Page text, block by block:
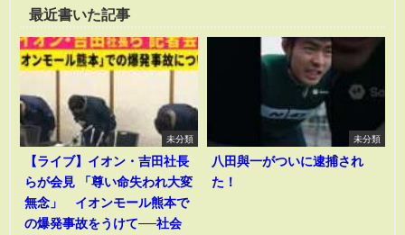
最近書いた記事
未分類
【ライブ】イオン・吉田社長
らが会見 「尊い命失われ大変
無念」 イオンモール熊本で
の爆発事故をうけて──社会
未分類
八田與一がついに逮捕され
た！